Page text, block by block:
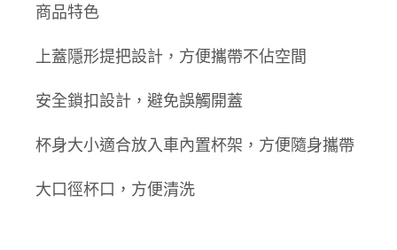
商品特色
上蓋隱形提把設計，方便攜帶不佔空間
安全鎖扣設計，避免誤觸開蓋
杯身大小適合放入車內置杯架，方便隨身攜帶
大口徑杯口，方便清洗